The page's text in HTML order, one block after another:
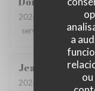
a
2026-08-01
- 19:00
service
Jean-MarieC
2026-07-29
- 19:45